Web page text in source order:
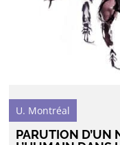
U. Montréal
PARUTION D’UN